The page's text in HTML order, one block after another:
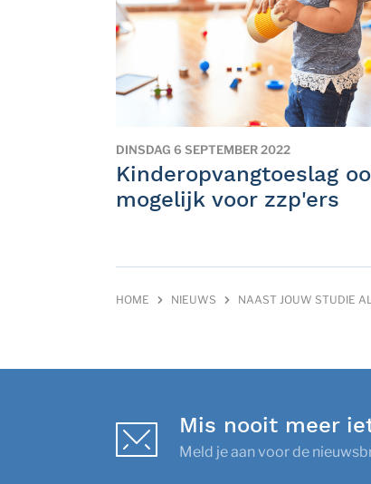
DINSDAG 6 SEPTEMBER 2022
Kinderopvangtoeslag
mogelijk voor zzp'ers
HOME NIEUWS NAAST JOUW STUDIE
Mis nooit meer
Meld je aan voor de